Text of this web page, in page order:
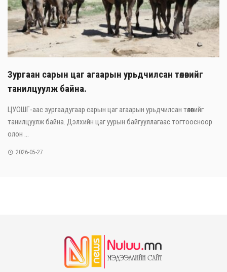
Зургаан сарын цаг агаарын урьдчилсан төлөвийг
танилцуулж байна.
ЦУОШГ-аас зургаадугаар сарын цаг агаарын урьдчилсан төлөвийг
танилцуулж байна. Дэлхийн цаг уурын байгууллагаас тогтоосноор
олон ...
2026-05-27